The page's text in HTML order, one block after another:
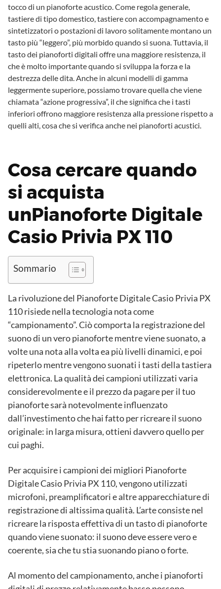
tocco di un pianoforte acustico. Come regola generale,
tastiere di tipo domestico, tastiere con accompagnamento e
sintetizzatori o postazioni di lavoro solitamente montano un
tasto più “leggero”, più morbido quando si suona. Tuttavia, il
tasto dei pianoforti digitali offre una maggiore resistenza, il
che è molto importante quando si sviluppa la forza e la
destrezza delle dita. Anche in alcuni modelli di gamma
leggermente superiore, possiamo trovare quella che viene
chiamata “azione progressiva”, il che significa che i tasti
inferiori offrono maggiore resistenza alla pressione rispetto a
quelli alti, cosa che si verifica anche nei pianoforti acustici.
Cosa cercare quando
si acquista
unPianoforte Digitale
Casio Privia PX 110
Sommario
La rivoluzione del Pianoforte Digitale Casio Privia PX
110 risiede nella tecnologia nota come
“campionamento”. Ciò comporta la registrazione del
suono di un vero pianoforte mentre viene suonato, a
volte una nota alla volta ea più livelli dinamici, e poi
ripeterlo mentre vengono suonati i tasti della tastiera
elettronica. La qualità dei campioni utilizzati varia
considerevolmente e il prezzo da pagare per il tuo
pianoforte sarà notevolmente influenzato
dall’investimento che hai fatto per ricreare il suono
originale: in larga misura, ottieni davvero quello per
cui paghi.
Per acquisire i campioni dei migliori Pianoforte
Digitale Casio Privia PX 110, vengono utilizzati
microfoni, preamplificatori e altre apparecchiature di
registrazione di altissima qualità. L’arte consiste nel
ricreare la risposta effettiva di un tasto di pianoforte
quando viene suonato: il suono deve essere vero e
coerente, sia che tu stia suonando piano o forte.
Al momento del campionamento, anche i pianoforti